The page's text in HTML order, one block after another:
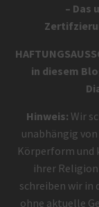
– Das
in diesem
Hinweis: Wir
unabhängig
Körperform und
ihrer
schreiben wir in
ohne aktuelle